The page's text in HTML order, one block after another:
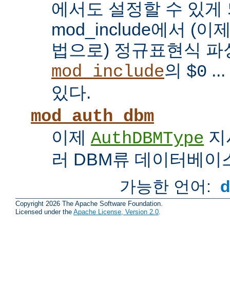
에서도 설정할 수 있게
mod_include에서 (이
법으로) 정규표현식
mod_include의 $0 ...
있다.
mod_auth_dbm
이제 AuthDBMType
러 DBM류 데이터베이
가능한 언어:
Copyright 2026 The Apache Software Foundation.
Licensed under the Apache License, Version 2.0.